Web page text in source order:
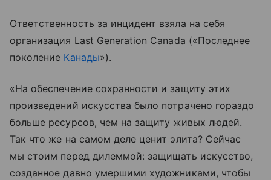
Ответственность за инцидент взяла на себя
организация Last Generation Canada («Последнее
поколение Канады»).
«На обеспечение сохранности и защиту этих
произведений искусства было потрачено гораздо
больше ресурсов, чем на защиту живых людей.
Так что же на самом деле ценит элита? Сейчас
мы стоим перед дилеммой: защищать искусство,
созданное давно умершими художниками, чтобы